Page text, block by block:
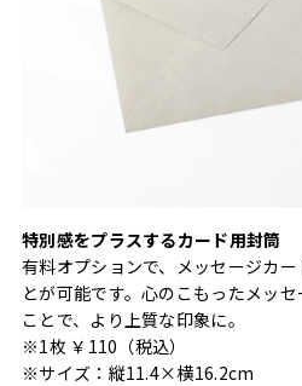
特別感をプラスするカード用封筒
有料オプションで、メッセージカ
とが可能です。心のこもったメッ
ことで、より上質な印象に。
※1枚 ￥110（税込）
※サイズ：縦11.4×横16.2cm